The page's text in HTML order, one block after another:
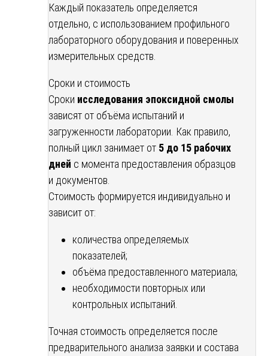
Каждый показатель определяется
отдельно, с использованием профильного
лабораторного оборудования и поверенных
измерительных средств.
Сроки и стоимость
Сроки исследования эпоксидной смолы
зависят от объёма испытаний и
загруженности лаборатории. Как правило,
полный цикл занимает от 5 до 15 рабочих
дней с момента предоставления образцов
и документов.
Стоимость формируется индивидуально и
зависит от:
количества определяемых
показателей;
объёма предоставленного материала;
необходимости повторных или
контрольных испытаний.
Точная стоимость определяется после
предварительного анализа заявки и состава